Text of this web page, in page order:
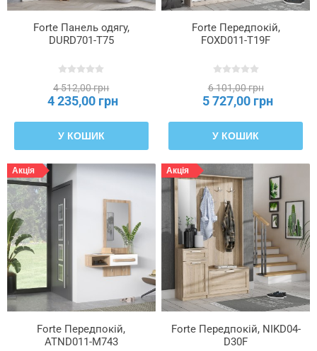
Forte Панель одягу,
DURD701-T75
4 512,00 грн
4 235,00 грн
У КОШИК
Forte Передпокій,
FOXD011-T19F
6 101,00 грн
5 727,00 грн
У КОШИК
Акція
Forte Передпокій,
ATND011-M743
Акція
Forte Передпокій, NIKD04-
D30F